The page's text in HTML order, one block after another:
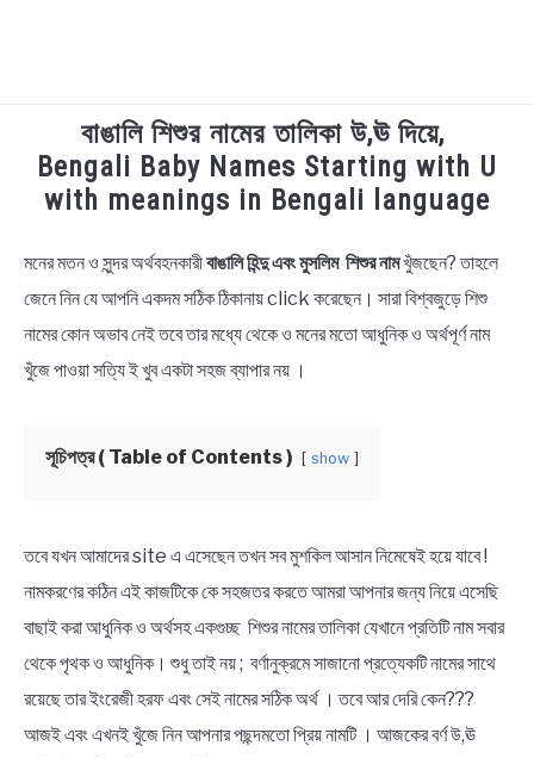
TECHNOLOGY
HEALTH & LIFESTYLE
BIOGRAPHY
EDUCATIONAL
QUOTES & CAPTIONS
BENGALI NAMES
BENGALI STORIES
বাঙালি শিশুর নামের তালিকা উ,ঊ দিয়ে,
Bengali Baby Names Starting with U
with meanings in Bengali language
in
Bengali
মনের মতন ও সুন্দর অর্থবহনকারীবাঙালি হিন্দু এবং মুসলিম শিশুর নামখুঁজছেন? তাহলে
জেনে নিন যে আপনি একদম সঠিক ঠিকানায় click করেছেন। সারা বিশ্বজুড়ে শিশু
নামের কোন অভাব নেই তবে তার মধ্যে থেকে ও মনের মতো আধুনিক ও অর্থপূর্ণ নাম
খুঁজে পাওয়া সত্যি ই খুব একটা সহজ ব্যাপার নয় ।
সূচিপত্র ( Table of Contents ) show
তবে যখন আমাদের site এ এসেছেন তখন সব মুশকিল আসান নিমেষেই হয়ে যাবে !
নামকরণের কঠিন এই কাজটিকে কে সহজতর করতে আমরা আপনার জন্য নিয়ে এসেছি
বাছাই করা আধুনিক ও অর্থসহ একগুচ্ছ শিশুর নামের তালিকা যেখানে প্রতিটি নাম সবার
থেকে পৃথক ও আধুনিক। শুধু তাই নয় ; বর্ণানুক্রমে সাজানো প্রত্যেকটি নামের সাথে
রয়েছে তার ইংরেজী হরফ এবং সেই নামের সঠিক অর্থ । তবে আর দেরি কেন???
আজই এবং এখনই খুঁজে নিন আপনার পছন্দমতো প্রিয় নামটি । আজকের বর্ণ উ,ঊ